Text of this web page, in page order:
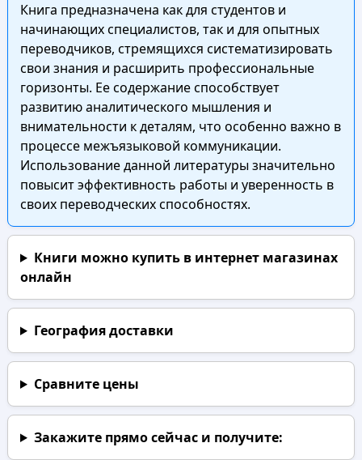
Книга предназначена как для студентов и
начинающих специалистов, так и для опытных
переводчиков, стремящихся систематизировать
свои знания и расширить профессиональные
горизонты. Ее содержание способствует
развитию аналитического мышления и
внимательности к деталям, что особенно важно в
процессе межъязыковой коммуникации.
Использование данной литературы значительно
повысит эффективность работы и уверенность в
своих переводческих способностях.
Книги можно купить в интернет магазинах
онлайн
География доставки
Сравните цены
Закажите прямо сейчаси получите: